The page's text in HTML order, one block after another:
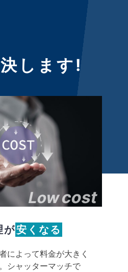
します!
が安くなる
によって料金が大きく
シャッターマッチで
Lowcost